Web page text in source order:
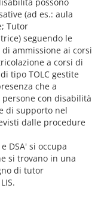
(ad es.: aula
Tutor
seguendo le
ammissione ai corsi
a corsi di
tipo TOLC gestite
che a
persone con disabilità
di supporto nel
dalle procedure
DSA' si occupa
si trovano in una
di tutor